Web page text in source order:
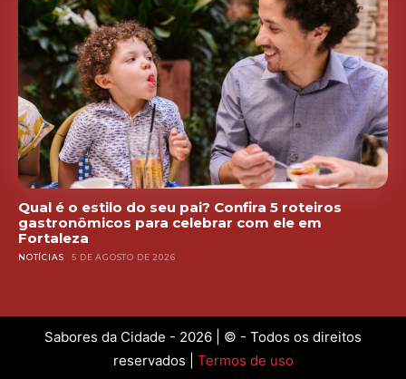
Qual é o estilo do seu pai? Confira 5 roteiros
gastronômicos para celebrar com ele em
Fortaleza
NOTÍCIAS 5 DE AGOSTO DE 2026
Sabores da Cidade - 2026 | © - Todos os direitos
reservados | Termos de uso